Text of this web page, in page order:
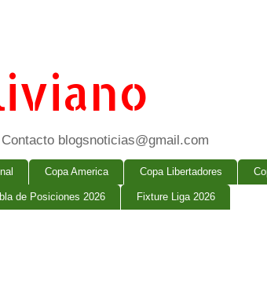
blogsnoticias@gmail.com
Copa America Copa Libertadores
de Posiciones 2026 Fixture Liga 2026